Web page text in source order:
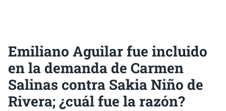
Emiliano Aguilar fue incluido
en la demanda de Carmen
Salinas contra Sakia Niño de
Rivera; ¿cuál fue la razón?